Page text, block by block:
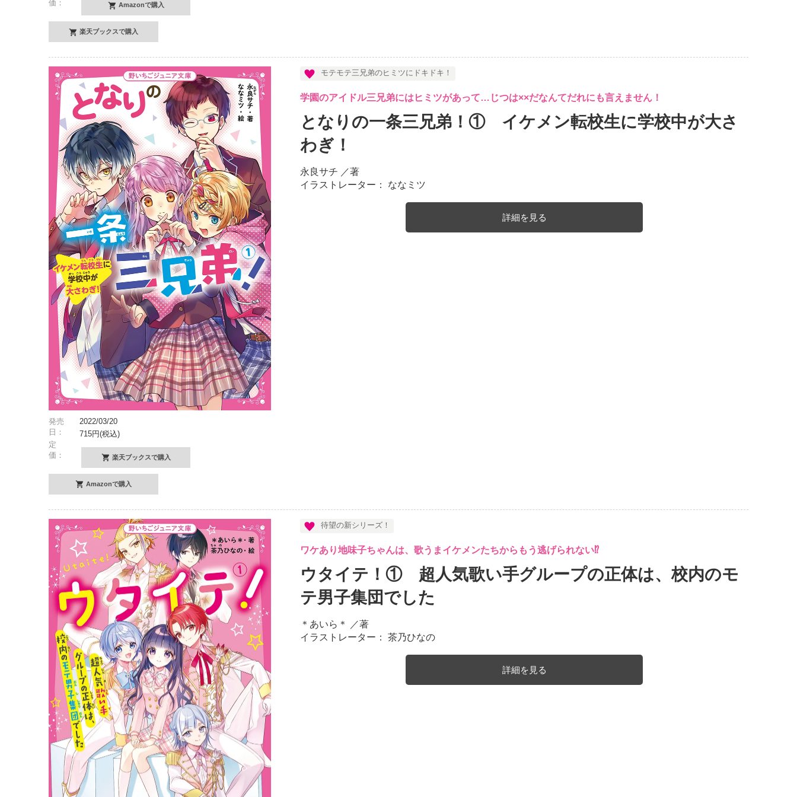
価： Amazonで購入
楽天ブックスで購入
モテモテ三兄弟のヒミツにドキドキ！
学園のアイドル三兄弟にはヒミツがあって…じつは××だなんてだれにも言えません！
となりの一条三兄弟！① イケメン転校生に学校中が大さ
わぎ！
永良サチ ／著
イラストレーター： ななミツ
発売
日：
2022/03/20
定
価：
715円(税込)
楽天ブックスで購入
Amazonで購入
詳細を見る
待望の新シリーズ！
ワケあり地味子ちゃんは、歌うまイケメンたちからもう逃げられない⁉
ウタイテ！① 超人気歌い手グループの正体は、校内のモ
テ男子集団でした
＊あいら＊
／著
イラストレーター： 茶乃ひなの
詳細を見る